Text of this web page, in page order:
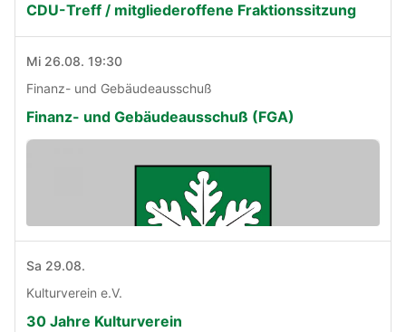
CDU-Treff / mitgliederoffene Fraktionssitzung
Mi 26.08. 19:30
Finanz- und Gebäudeausschuß
Finanz- und Gebäudeausschuß (FGA)
Sa 29.08.
Kulturverein e.V.
30 Jahre Kulturverein